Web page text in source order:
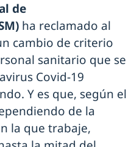
de
ha reclamado al
cambio de criterio
sanitario que se
Covid-19
Y es que, según el
de la
la que trabaje,